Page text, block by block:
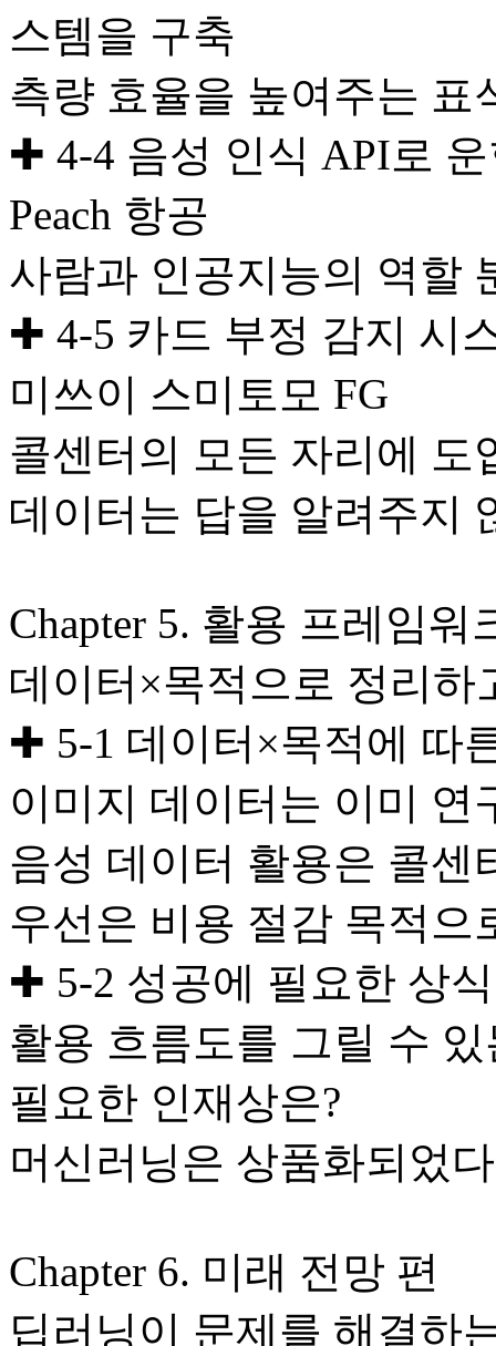
스템을 구축
측량 효율을 높여주는 표
✚ 4-4 음성 인식 API로
Peach 항공
사람과 인공지능의 역할
✚ 4-5 카드 부정 감지 시
미쓰이 스미토모 FG
콜센터의 모든 자리에 도
데이터는 답을 알려주지
Chapter 5. 활용 프레임워
데이터×목적으로 정리
✚ 5-1 데이터×목적에 따
이미지 데이터는 이미 연
음성 데이터 활용은 콜센
우선은 비용 절감 목적으
✚ 5-2 성공에 필요한 상
활용 흐름도를 그릴 수 있
필요한 인재상은?
머신러닝은 상품화되었
Chapter 6. 미래 전망 편
딥러닝이 문제를 해결하